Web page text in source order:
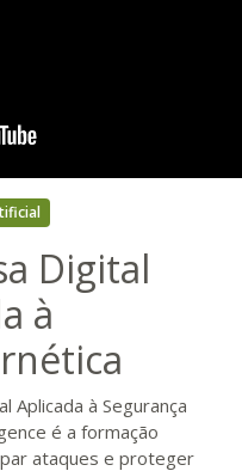
Digital
à
Aplicada à Segurança
é a formação
ataques e proteger